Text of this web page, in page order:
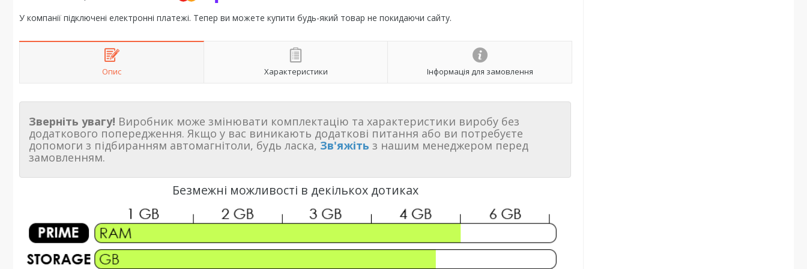
У компанії підключені електронні платежі. Тепер ви можете купити будь-який товар не покидаючи сайту.
Опис Характеристики Інформація для замовлення
Зверніть увагу! Виробник може змінювати комплектацію та характеристики виробу без
додаткового попередження. Якщо у вас виникають додаткові питання або ви потребуєте
допомоги з підбиранням автомагнітоли, будь ласка, Зв'яжіть з нашим менеджером перед
замовленням.
Безмежні можливості в декількох дотиках